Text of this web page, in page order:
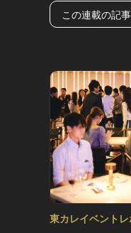
この連載の記
東カレイベント